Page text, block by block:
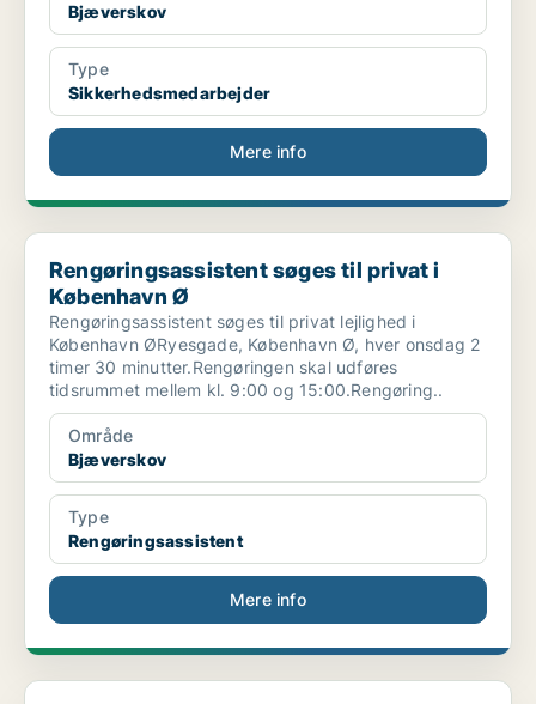
Bjæverskov
Type
Sikkerhedsmedarbejder
Mere info
Rengøringsassistent søges til privat i København Ø
Rengøringsassistent søges til privat i
København Ø
Rengøringsassistent søges til privat lejlighed i
København ØRyesgade, København Ø, hver onsdag 2
timer 30 minutter.Rengøringen skal udføres
tidsrummet mellem kl. 9:00 og 15:00.Rengøring..
Område
Bjæverskov
Type
Rengøringsassistent
Mere info
Rengøringsassisten til kontor på Amager